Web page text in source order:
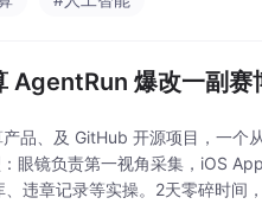
AgentRun 爆改一副赛
品、及 GitHub 开源项目，一个
眼镜负责第一视角采集，iOS
违章记录等实操。2天零碎时间